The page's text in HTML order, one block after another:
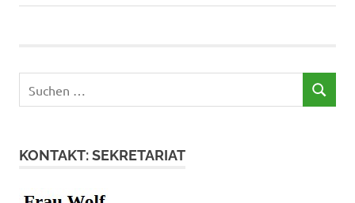
nach:
SUCHEN
KONTAKT: SEKRETARIAT